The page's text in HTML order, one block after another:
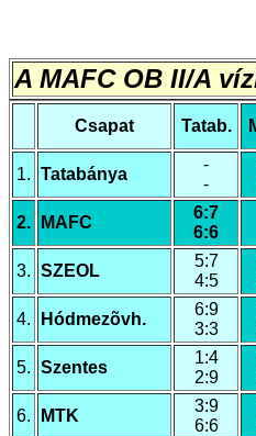
A MAFC OB II/A
Csapat Tatab.
1. Tatabánya
-
-
2. MAFC
6:7
6:6
3. SZEOL
5:7
4:5
4. Hódmezõvh.
6:9
3:3
5. Szentes
1:4
2:9
6. MTK
3:9
6:6